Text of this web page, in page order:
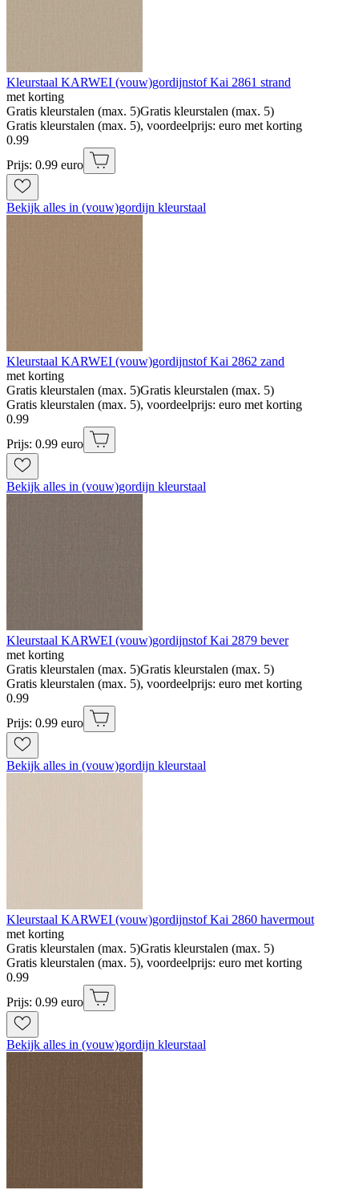
Kleurstaal KARWEI (vouw)gordijnstof Kai 2861 strand
met korting
Gratis kleurstalen (max. 5)Gratis kleurstalen (max. 5)
Gratis kleurstalen (max. 5), voordeelprijs: euro met korting
0.99
Prijs: 0.99 euro
Bekijk alles in (vouw)gordijn kleurstaal
Kleurstaal KARWEI (vouw)gordijnstof Kai 2862 zand
met korting
Gratis kleurstalen (max. 5)Gratis kleurstalen (max. 5)
Gratis kleurstalen (max. 5), voordeelprijs: euro met korting
0.99
Prijs: 0.99 euro
Bekijk alles in (vouw)gordijn kleurstaal
Kleurstaal KARWEI (vouw)gordijnstof Kai 2879 bever
met korting
Gratis kleurstalen (max. 5)Gratis kleurstalen (max. 5)
Gratis kleurstalen (max. 5), voordeelprijs: euro met korting
0.99
Prijs: 0.99 euro
Bekijk alles in (vouw)gordijn kleurstaal
Kleurstaal KARWEI (vouw)gordijnstof Kai 2860 havermout
met korting
Gratis kleurstalen (max. 5)Gratis kleurstalen (max. 5)
Gratis kleurstalen (max. 5), voordeelprijs: euro met korting
0.99
Prijs: 0.99 euro
Bekijk alles in (vouw)gordijn kleurstaal